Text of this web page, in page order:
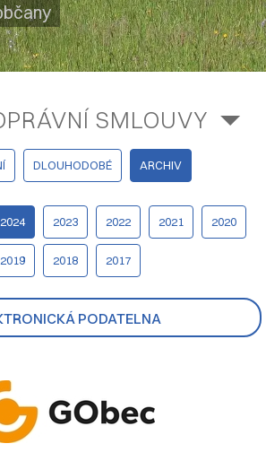
PODATELNA
SMLOUVY
DLOUHODOBÉ ARCHIV
2024 2023 2022 2021 2020
2019 2018 2017